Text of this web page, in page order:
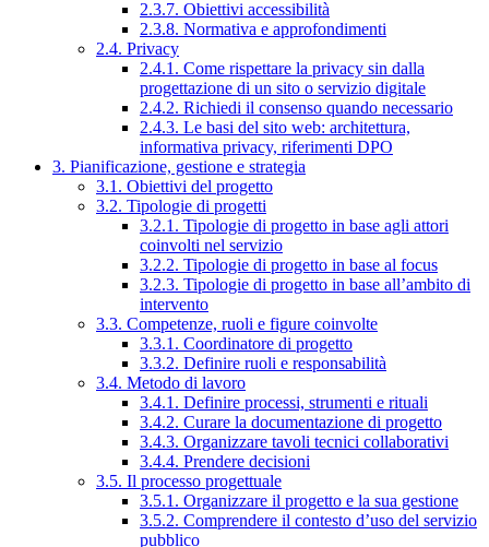
2.3.7. Obiettivi accessibilità
2.3.8. Normativa e approfondimenti
2.4. Privacy
2.4.1. Come rispettare la privacy sin dalla
progettazione di un sito o servizio digitale
2.4.2. Richiedi il consenso quando necessario
2.4.3. Le basi del sito web: architettura,
informativa privacy, riferimenti DPO
3. Pianificazione, gestione e strategia
3.1. Obiettivi del progetto
3.2. Tipologie di progetti
3.2.1. Tipologie di progetto in base agli attori
coinvolti nel servizio
3.2.2. Tipologie di progetto in base al focus
3.2.3. Tipologie di progetto in base all’ambito di
intervento
3.3. Competenze, ruoli e figure coinvolte
3.3.1. Coordinatore di progetto
3.3.2. Definire ruoli e responsabilità
3.4. Metodo di lavoro
3.4.1. Definire processi, strumenti e rituali
3.4.2. Curare la documentazione di progetto
3.4.3. Organizzare tavoli tecnici collaborativi
3.4.4. Prendere decisioni
3.5. Il processo progettuale
3.5.1. Organizzare il progetto e la sua gestione
3.5.2. Comprendere il contesto d’uso del servizio
pubblico